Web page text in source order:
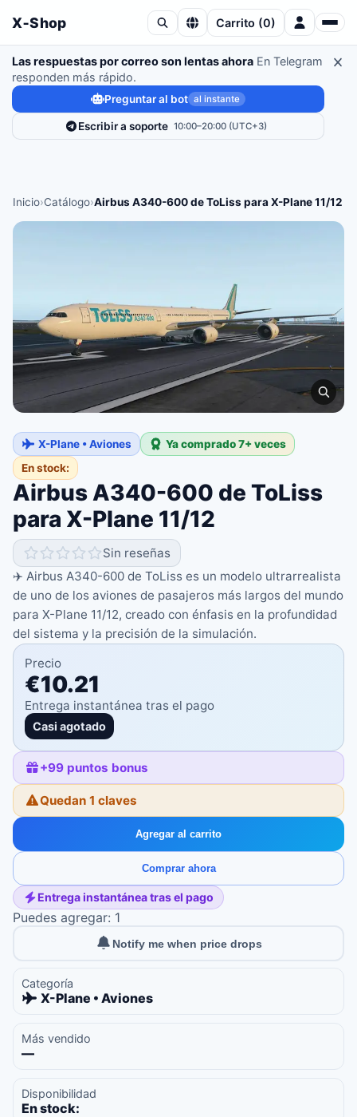
X‑Shop Carrito (0)
Las respuestas por correo son lentas ahora En Telegram
responden más rápido.
Preguntar al bot al instante
Escribir a soporte 10:00–20:00 (UTC+3)
Inicio›Catálogo›Airbus A340-600 de ToLiss para X-Plane 11/12
X-Plane • Aviones
Ya comprado 7+ veces
En stock:
Airbus A340-600 de ToLiss
para X-Plane 11/12
Sin reseñas
✈️ Airbus A340-600 de ToLiss es un modelo ultrarrealista
de uno de los aviones de pasajeros más largos del mundo
para X-Plane 11/12, creado con énfasis en la profundidad
del sistema y la precisión de la simulación.
Precio
€10.21
Entrega instantánea tras el pago
Casi agotado
+99 puntos bonus
Quedan 1 claves
Agregar al carrito
Comprar ahora
Entrega instantánea tras el pago
Puedes agregar: 1
Notify me when price drops
Categoría
X-Plane • Aviones
Más vendido
—
Disponibilidad
En stock: